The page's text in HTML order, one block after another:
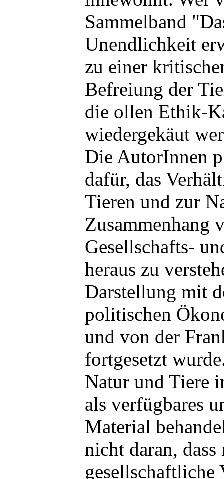
Sammelband
Unendlichkeit
zu einer
Befreiung der
die ollen Ethik-
wiedergekäut
Die AutorInnen
dafür, das
Tieren und zur
Zusammenhang
Gesellschafts-
heraus zu
Darstellung mit
politischen
und von der
fortgesetzt
Natur und Tiere
als verfügbares
Material
nicht daran, dass
gesellschaftliche